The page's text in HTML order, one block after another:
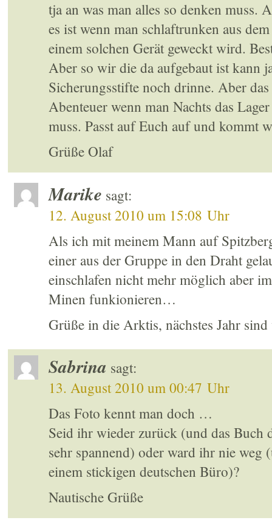
tja an was man alles so denken muss.
es ist wenn man schlaftrunken aus
einem solchen Gerät geweckt wird.
Aber so wir die da aufgebaut ist kann
Sicherungsstifte noch drinne. Aber
Abenteuer wenn man Nachts das
muss. Passt auf Euch auf und kommt
Grüße Olaf
Marike sagt:
12. August 2010 um 15:08 Uhr
Als ich mit meinem Mann auf
einer aus der Gruppe in den Draht
einschlafen nicht mehr möglich aber
Minen funkionieren…
Grüße in die Arktis, nächstes Jahr
Sabrina sagt:
13. August 2010 um 00:47 Uhr
Das Foto kennt man doch …
Seid ihr wieder zurück (und das Buch
sehr spannend) oder ward ihr nie
einem stickigen deutschen Büro)?
Nautische Grüße